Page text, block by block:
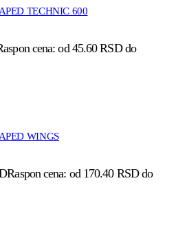
TECHNIC 600
cena: od 45.60 RSD do
WINGS
Raspon cena: od 170.40 RSD do